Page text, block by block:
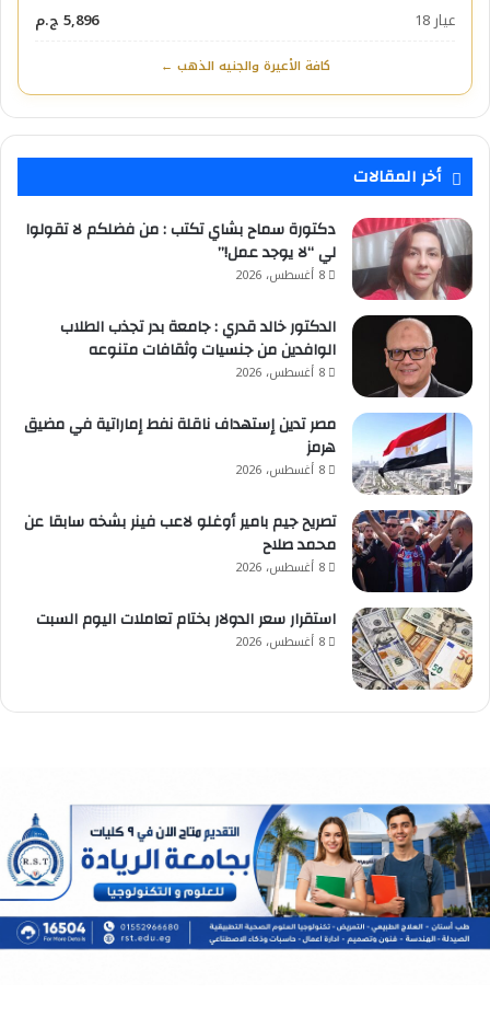
عيار 18
5,896 ج.م
كافة الأعيرة والجنيه الذهب ←
أخر المقالات
دكتورة سماح بشاي تكتب : من فضلكم لا تقولوا
لي “لا يوجد عمل!”
8 أغسطس، 2026
الدكتور خالد قدري : جامعة بدر تجذب الطلاب
الوافدين من جنسيات وثقافات متنوعه
8 أغسطس، 2026
مصر تدين إستهداف ناقلة نفط إماراتية في مضيق
هرمز
8 أغسطس، 2026
تصريح جيم بامير أوغلو لاعب فينر بشخه سابقا عن
محمد صلاح
8 أغسطس، 2026
استقرار سعر الدولار بختام تعاملات اليوم السبت
8 أغسطس، 2026